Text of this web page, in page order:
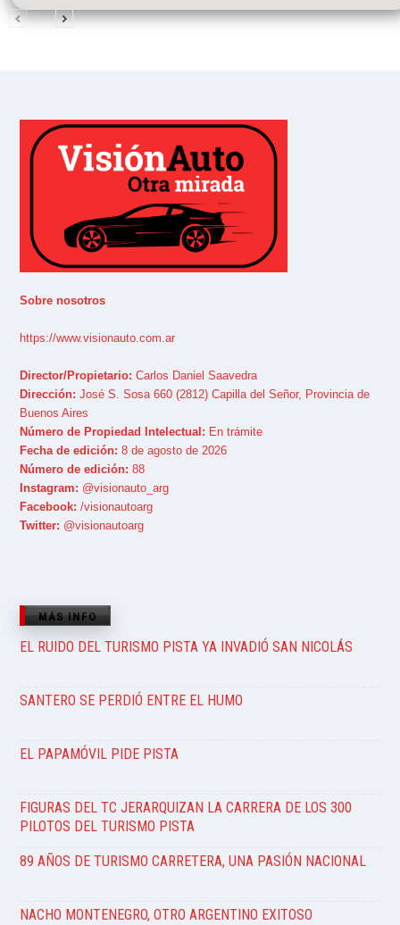
Sobre nosotros
https://www.visionauto.com.ar
Director/Propietario: Carlos Daniel Saavedra
Dirección: José S. Sosa 660 (2812) Capilla del Señor, Provincia de
Buenos Aires
Número de Propiedad Intelectual: En trámite
Fecha de edición: 8 de agosto de 2026
Número de edición: 88
Instagram: @visionauto_arg
Facebook: /visionautoarg
Twitter: @visionautoarg
MÁS INFO
EL RUIDO DEL TURISMO PISTA YA INVADIÓ SAN NICOLÁS
SANTERO SE PERDIÓ ENTRE EL HUMO
EL PAPAMÓVIL PIDE PISTA
FIGURAS DEL TC JERARQUIZAN LA CARRERA DE LOS 300
PILOTOS DEL TURISMO PISTA
89 AÑOS DE TURISMO CARRETERA, UNA PASIÓN NACIONAL
NACHO MONTENEGRO, OTRO ARGENTINO EXITOSO